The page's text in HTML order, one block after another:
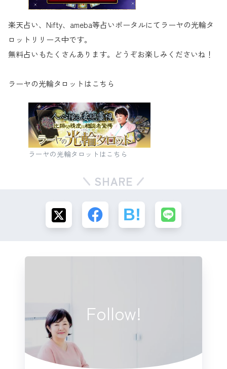
楽天占い、Nifty、ameba等占いポータルにてラーヤの光輪タ
ロットリリース中です。
無料占いもたくさんあります。どうぞお楽しみくださいね！
ラーヤの光輪タロットはこちら
ラーヤの光輪タロットはこちら
SHARE
Follow!